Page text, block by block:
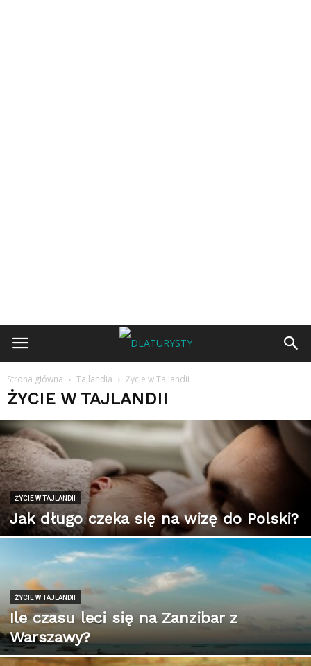
Strona główna Tajlandia Życie w Tajlandii
ŻYCIE W TAJLANDII
ŻYCIE W TAJLANDII
Jak długo czeka się na wizę do Polski?
ŻYCIE W TAJLANDII
Ile czasu leci się na Zanzibar z
Warszawy?